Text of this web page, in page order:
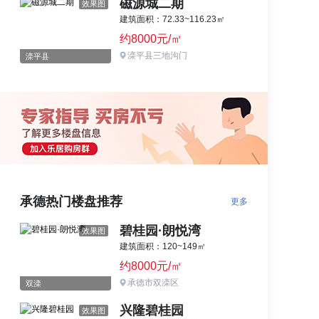
效果图
滦平县
磁源城二期
建筑面积：72.33~116.23㎡
约8000元/㎡
滦平县三地沟门
承德热门楼盘推荐 更多
效果图
双滦
碧桂园·朗悦湾
建筑面积：120~149㎡
约8000元/㎡
承德市双滦区
效果图 兴隆碧桂园